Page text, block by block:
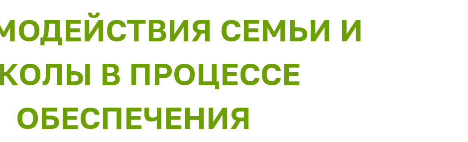
СЕМЬИ И
В ПРОЦЕССЕ
ОБЕСПЕЧЕНИЯ